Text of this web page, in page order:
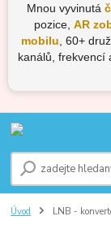
Mnou vyvinutá
pozice, AR
mobilu , 60+
kanálů, frekvencí
Úvod LNB -